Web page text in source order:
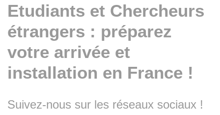
Etudiants et Chercheurs
étrangers : préparez
votre arrivée et
installation en France !
Suivez-nous sur les réseaux sociaux !